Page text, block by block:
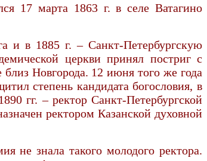
17 марта 1863 г. в селе Ватагино
и в 1885 г. – Санкт-Петербургскую
церкви принял постриг с
Новгорода. 12 июня того же года
степень кандидата богословия, в
гг. – ректор Санкт-Петербургской
ректором Казанской духовной
не знала такого молодого ректора.